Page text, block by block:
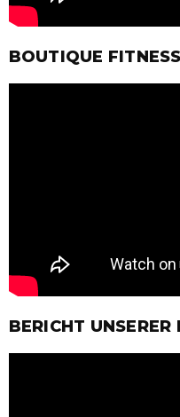
BOUTIQUE FITNESS
BERICHT